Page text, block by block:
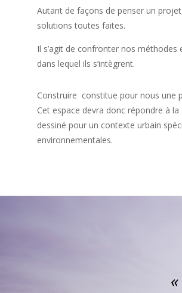
Autant de façons de penser un
solutions toutes faites.
Il s’agit de confronter nos
dans lequel ils s’intègrent.
Construire constitue pour nous une
Cet espace devra donc répondre à
dessiné pour un contexte urbain
environnementales.